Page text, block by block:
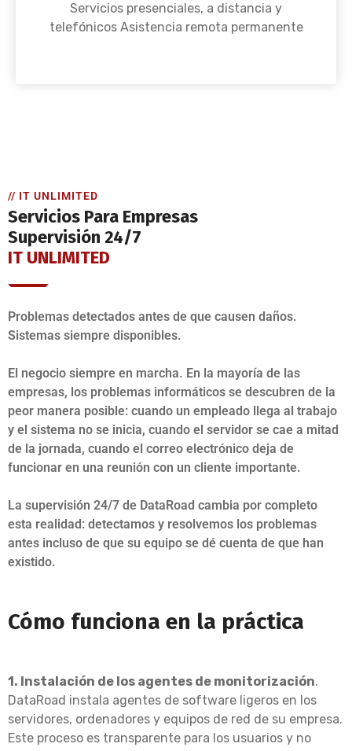
Servicios presenciales, a distancia y
telefónicos Asistencia remota permanente
// IT UNLIMITED
Servicios Para Empresas
Supervisión 24/7
IT UNLIMITED
Problemas detectados antes de que causen daños.
Sistemas siempre disponibles.
El negocio siempre en marcha. En la mayoría de las
empresas, los problemas informáticos se descubren de la
peor manera posible: cuando un empleado llega al trabajo
y el sistema no se inicia, cuando el servidor se cae a mitad
de la jornada, cuando el correo electrónico deja de
funcionar en una reunión con un cliente importante.
La supervisión 24/7 de DataRoad cambia por completo
esta realidad: detectamos y resolvemos los problemas
antes incluso de que su equipo se dé cuenta de que han
existido.
Cómo funciona en la práctica
1. Instalación de los agentes de monitorización.
DataRoad instala agentes de software ligeros en los
servidores, ordenadores y equipos de red de su empresa.
Este proceso es transparente para los usuarios y no